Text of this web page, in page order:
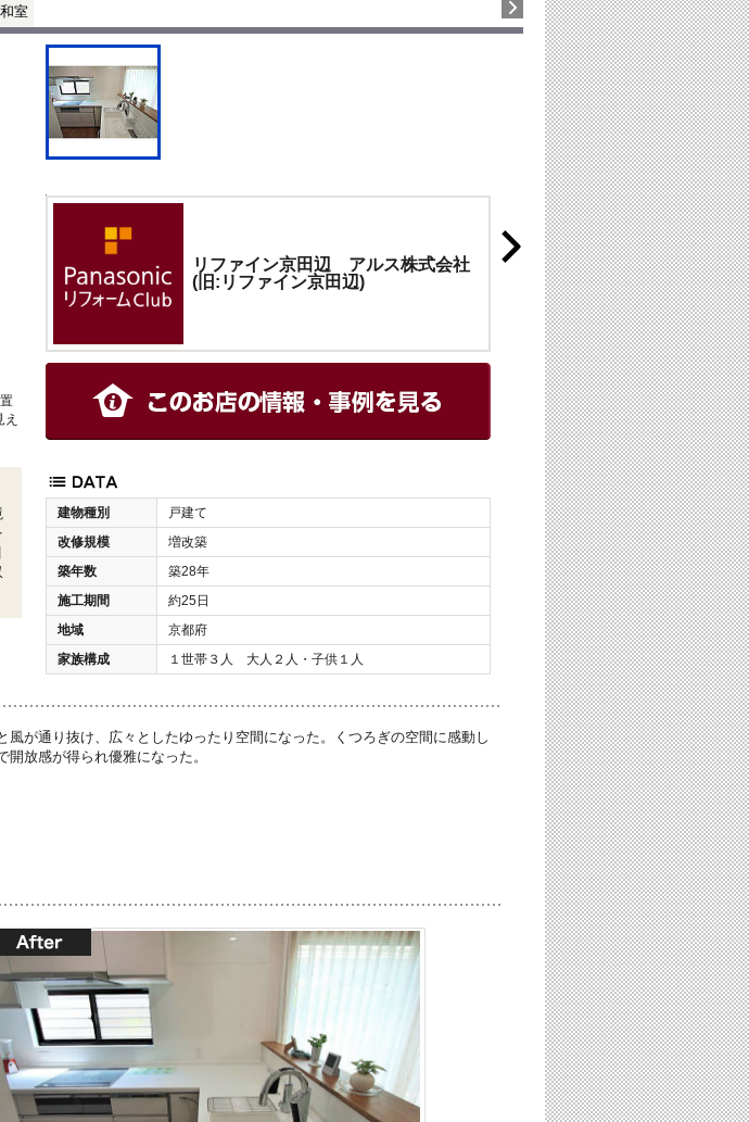
室
リファイン京田辺 アルス株式会社
(旧:リファイン京田辺)
建物種別
戸建て
改修規模
増改築
築年数
築28年
施工期間
約25日
地域
京都府
家族構成
１世帯３人 大人２人・子供１人
が通り抜け、広々としたゆったり空間になった。くつろぎの空間に感動し
放感が得られ優雅になった。